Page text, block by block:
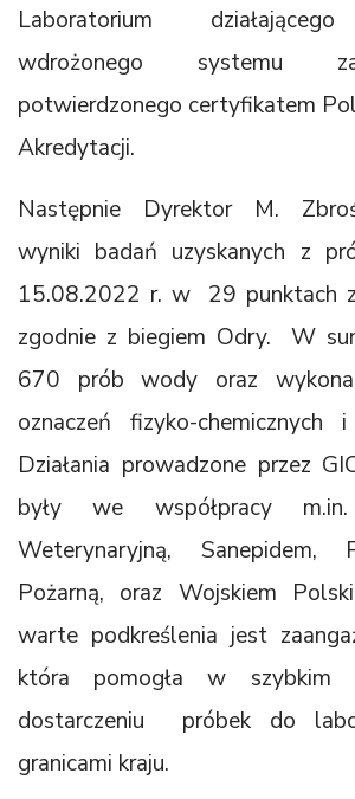
Laboratorium
wdrożonego systemu
potwierdzonego certyfikatem
Akredytacji.
Następnie Dyrektor M.
wyniki badań uzyskanych z
15.08.2022 r. w 29 punktach
zgodnie z biegiem Odry. W
670 prób wody oraz
oznaczeń fizyko-chemicznych
Działania prowadzone przez
były we współpracy
Weterynaryjną, Sanepidem,
Pożarną, oraz Wojskiem
warte podkreślenia jest
która pomogła w szybkim i
dostarczeniu próbek do
granicami kraju.